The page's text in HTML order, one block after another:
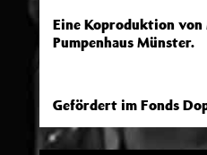
Eine Koproduktion von
Pumpenhaus Münster.
Gefördert im Fonds